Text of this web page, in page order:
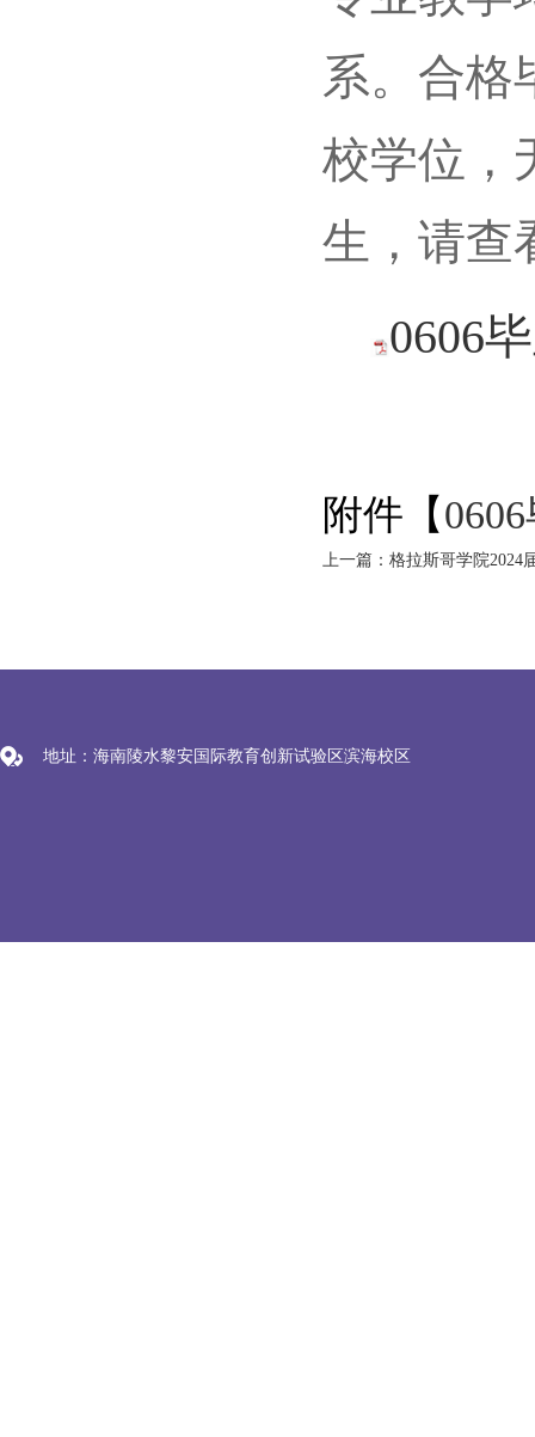
系。合格
校学位，
生，请查
0606
附件【
上一篇：格拉斯哥学院2024
地址：海南陵水黎安国际教育创新试验区滨海校区